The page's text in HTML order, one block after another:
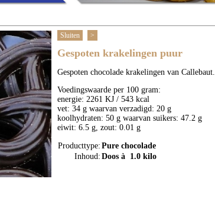
Sluiten >
Gespoten krakelingen puur
Gespoten chocolade krakelingen van Callebaut.
Voedingswaarde per 100 gram:
energie: 2261 KJ / 543 kcal
vet: 34 g waarvan verzadigd: 20 g
koolhydraten: 50 g waarvan suikers: 47.2 g
eiwit: 6.5 g, zout: 0.01 g
Producttype: Pure chocolade
Inhoud: Doos à 1.0 kilo